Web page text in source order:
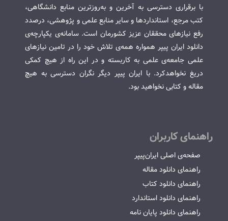
با برقراری دسترسی به آخرین و به‌روزترین منابع دانشگاهی،
کتب مرجع، استانداردها و سایر منابع علمی و پژوهشی، درصدد
رفع نیازهای محققان عزیز کشورمان است. سامانه‌ی یکپارچه‌ی
دانلود ایران پیپر همواره همه‌ی تلاش خود را در تامین نیازهای
علمی جامعه‌ی علمی به کاربسته و در این راه از هیچ کمکی
دریغ نخواهدکرد. با ایران پیپر دیگر نگران دسترسی به هیچ
مقاله و کتابی نخواهید بود.
راهنمای کاربران
صفحه‌ی اصلی ایران‌پیپر
راهنمای دانلود مقاله
راهنمای دانلود کتاب
راهنمای دانلود استاندارد
راهنمای دانلود پایان نامه